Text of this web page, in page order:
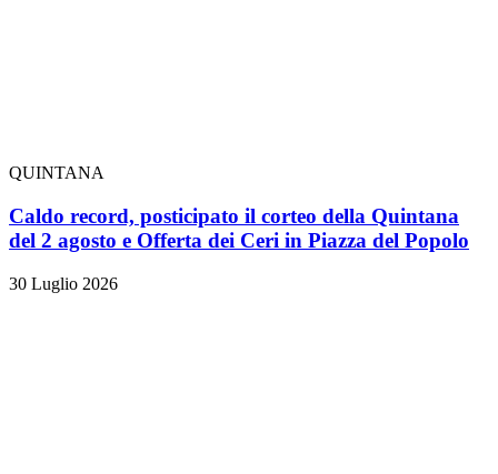
QUINTANA
Caldo record, posticipato il corteo della Quintana
del 2 agosto e Offerta dei Ceri in Piazza del Popolo
30 Luglio 2026